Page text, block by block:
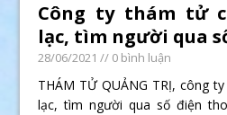
Công ty thám tử
lạc, tìm người qua
28/06/2021 // 0 bình luận
THÁM TỬ QUẢNG TRỊ, công
lạc, tìm người qua số điện